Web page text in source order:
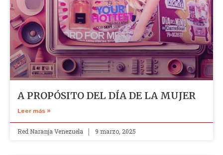
A PROPÓSITO DEL DÍA DE LA MUJER
Leer más »
Red Naranja Venezuela 9 marzo, 2025